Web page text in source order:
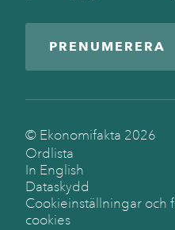
PRENUMERERA
© Ekonomifakta 2026
Ordlista
In English
Dataskydd
Cookieinställningar och
cookies